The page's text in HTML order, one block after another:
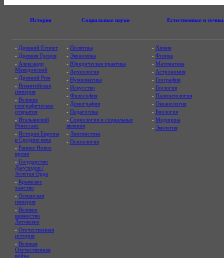
История Социальные науки Естественные и
- Древний Египет
- Древняя Греция
- Александр
Македонский
- Древний Рим
- Византийская
империя
- Великие
географические
открытия
- Итальянский
Ренессанс
- История Европы
в Средние века
- Раннее Новое
время
- Государство
Джучидов /
Золотая Орда
- Крымское
ханство
- Османская
империя
- Великое
княжество
Литовское
- Отечественная
история
- Великая
Отечественная
война
- Политика
- Экономика
- Юридическая практика
- Археология
- Нумизматика
- Искусство
- Философия
- Демография
- Педагогика
- Социология и социальные
явления
- Лингвистика
- Психология
- Химия
- Физика
- Математика
- Астрономия
- География
- Геология
- Палеонтология
- Океанология
- Биология
- Медицина
- Экология